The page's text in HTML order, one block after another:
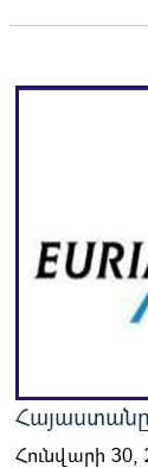
Հայաստանը
Հունվարի 30,